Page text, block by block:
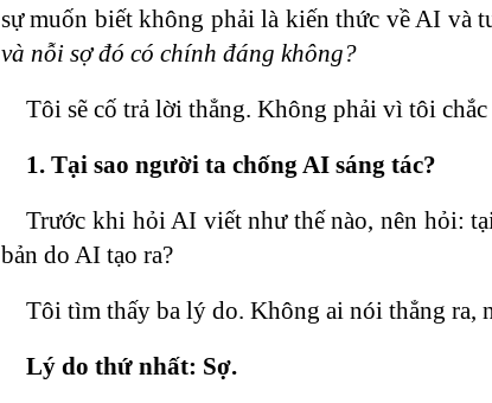
sự muốn biết không phải là kiến thức về AI và
và nỗi sợ đó có chính đáng không?
Tôi sẽ cố trả lời thẳng. Không phải vì tôi
1. Tại sao người ta chống AI sáng tác?
Trước khi hỏi AI viết như thế nào, nên hỏi:
bản do AI tạo ra?
Tôi tìm thấy ba lý do. Không ai nói thẳng ra,
Lý do thứ nhất: Sợ.